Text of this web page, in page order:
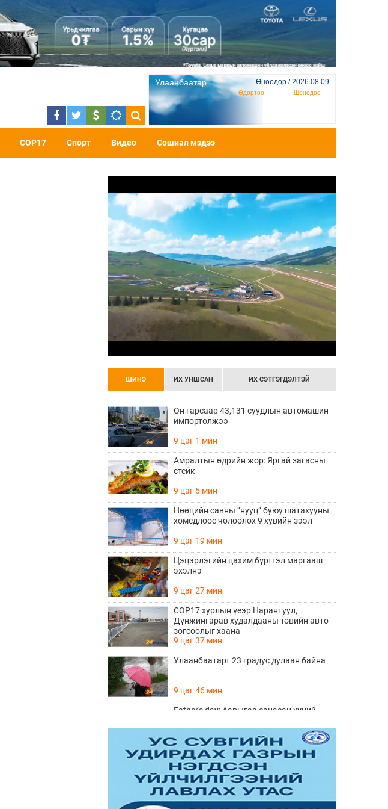
Улаанбаатар Өнөөдөр / 2026.08.09
Өдөртөө Шөнөдөө
COP17 Спорт Видео Сошиал мэдээ
ШИНЭ ИХ УНШСАН ИХ СЭТГЭГДЭЛТЭЙ
Он гарсаар 43,131 суудлын автомашин
импортолжээ
9 цаг 1 мин
Амралтын өдрийн жор: Яргай загасны
стейк
9 цаг 5 мин
Нөөцийн савны “нууц” буюу шатахууны
хомсдлоос чөлөөлөх 9 хувийн зээл
9 цаг 19 мин
Цэцэрлэгийн цахим бүртгэл маргааш
эхэлнэ
9 цаг 27 мин
COP17 хурлын үеэр Нарантуул,
Дүнжингарав худалдааны төвийн авто
зогсоолыг хаана
9 цаг 37 мин
Улаанбаатарт 23 градус дулаан байна
9 цаг 46 мин
Father's day: Аавыгаа санасан хүний
Өчигдөр 11 цаг 15 мин
Өнөөдөр тоглолтоо хийх гэж байгаа THE
HU хамтлагийн алдартай 10 дуу
Өчигдөр 10 цаг 20 мин